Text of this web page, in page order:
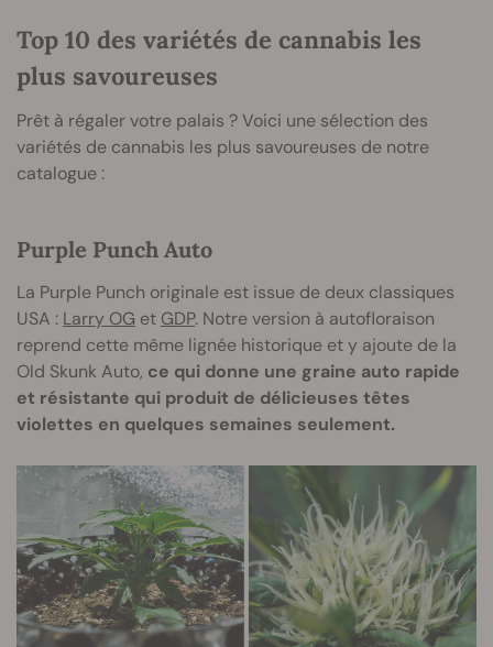
Top 10 des variétés de cannabis les
plus savoureuses
Prêt à régaler votre palais ? Voici une sélection des
variétés de cannabis les plus savoureuses de notre
catalogue :
Purple Punch Auto
La Purple Punch originale est issue de deux classiques
USA : Larry OG et GDP. Notre version à autofloraison
reprend cette même lignée historique et y ajoute de la
Old Skunk Auto, ce qui donne une graine auto rapide
et résistante qui produit de délicieuses têtes
violettes en quelques semaines seulement.